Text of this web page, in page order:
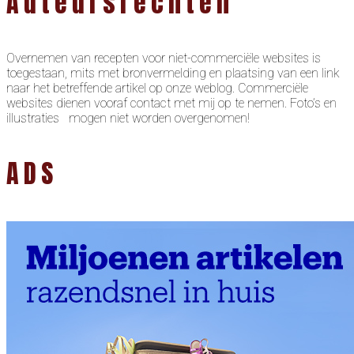
Overnemen van recepten voor niet-commerciële websites is
toegestaan, mits met bronvermelding en plaatsing van een link
naar het betreffende artikel op onze weblog. Commerciële
websites dienen vooraf contact met mij op te nemen. Foto’s en
illustraties mogen niet worden overgenomen!
ADS